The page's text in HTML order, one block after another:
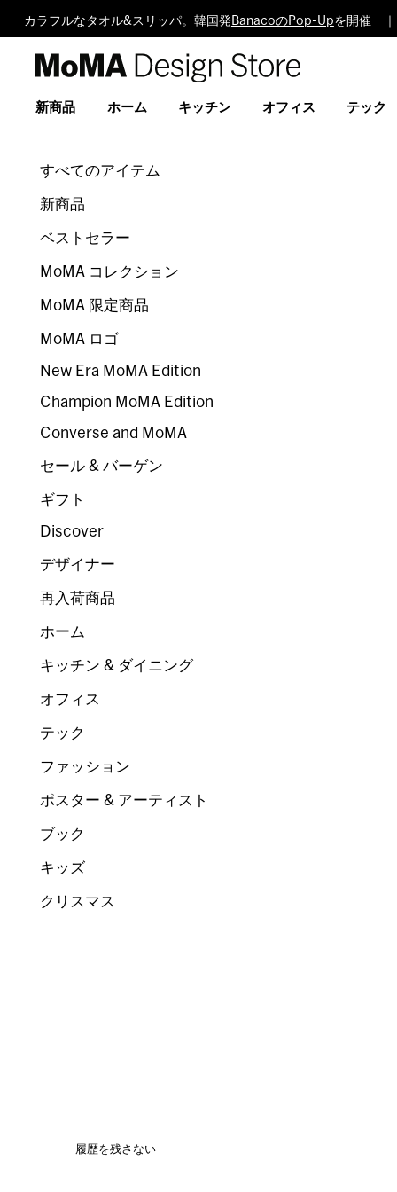
カラフルなタオル&スリッパ。韓国発 BanacoのPop-Upを開催
Design
新商品 ホーム キッチン オフィス テック
すべてのアイテム
新商品
ベストセラー
MoMA コレクション
MoMA 限定商品
MoMA ロゴ
New Era MoMA Edition
Champion MoMA Edition
Converse and MoMA
セール & バーゲン
ギフト
Discover
デザイナー
再入荷商品
ホーム
キッチン & ダイニング
オフィス
テック
ファッション
ポスター & アーティスト
ブック
キッズ
クリスマス
履歴を残さない